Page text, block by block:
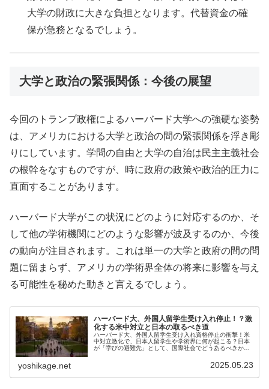
大学の財政に大きな負担となります。代替資金の確
保が急務となるでしょう。
大学と政治の緊張関係：今後の展望
今回のトランプ政権によるハーバード大学への強硬な姿勢
は、アメリカにおける大学と政治の間の緊張関係を浮き彫
りにしています。学問の自由と大学の自治は民主主義社会
の根幹をなすものですが、時に政府の政策や政治的圧力に
直面することがあります。
ハーバード大学がこの状況にどのように対応するのか、そ
して他の学術機関にどのような影響が波及するのか、今後
の動向が注目されます。これは単一の大学と政府の間の問
題に留まらず、アメリカの学術界全体の将来に影響を与え
る可能性を秘めた動きと言えるでしょう。
ハーバード大、外国人留学生受け入れ停止！？激
化する米中対立と日本の取るべき道
ハーバード大、外国人留学生受け入れ資格停止の衝撃！米
中対立激化で、日本人留学生や学術界に何が起こる？日本
が「学びの避難先」として、国際社会でどうあるべきかを
yoshikage.net 2025.05.23